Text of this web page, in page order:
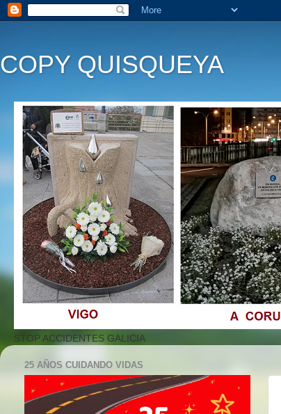
COPY QUISQUEYA
STOP ACCIDENTES GALICIA
25 AÑOS CUIDANDO VIDAS